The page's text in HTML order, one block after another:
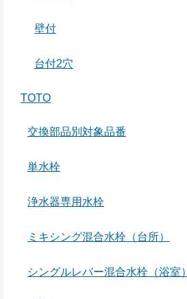
壁付
台付2穴
TOTO
交換部品別対象品番
単水栓
浄水器専用水栓
ミキシング混合水栓（台所）
シングルレバー混合水栓（浴室）